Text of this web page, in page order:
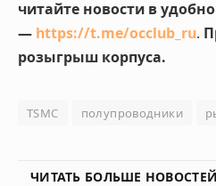
читайте новости в
— https://t.me/occlub_ru.
розыгрыш корпуса.
TSMC полупроводники
ЧИТАТЬ БОЛЬШЕ НОВОСТЕЙ